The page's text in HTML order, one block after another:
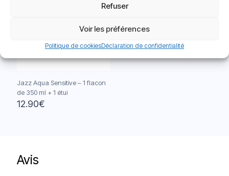
Refuser
Voir les préférences
Politique de cookiesDéclaration de confidentialité
Jazz Aqua Sensitive – 1 flacon
de 350 ml + 1 étui
12.90€
Avis